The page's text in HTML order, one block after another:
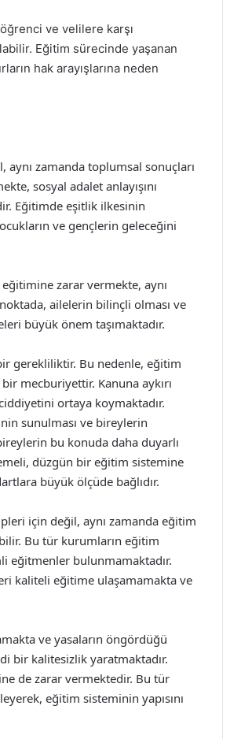
ve velilere karşı
Eğitim sürecinde yaşanan
hak arayışlarına neden
aynı zamanda toplumsal sonuçları
sosyal adalet anlayışını
Eğitimde eşitlik ilkesinin
ve gençlerin geleceğini
zarar vermekte, aynı
ailelerin bilinçli olması ve
büyük önem taşımaktadır.
gerekliliktir. Bu nedenle, eğitim
mecburiyettir. Kanuna aykırı
ortaya koymaktadır.
sunulması ve bireylerin
bu konuda daha duyarlı
düzgün bir eğitim sistemine
büyük ölçüde bağlıdır.
için değil, aynı zamanda eğitim
Bu tür kurumların eğitim
eğitmenler bulunmamaktadır.
kaliteli eğitime ulaşamamakta ve
ve yasaların öngördüğü
bir kalitesizlik yaratmaktadır.
de zarar vermektedir. Bu tür
eğitim sisteminin yapısını